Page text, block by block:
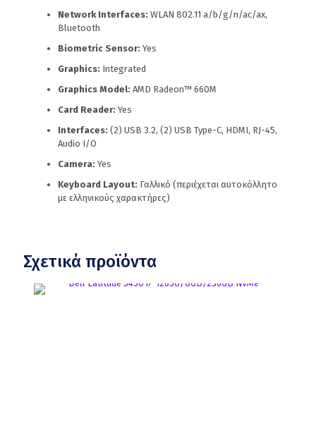
Network Interfaces: WLAN 802.11 a/b/g/n/ac/ax,
Bluetooth
Biometric Sensor: Yes
Graphics: Integrated
Graphics Model: AMD Radeon™ 660M
Card Reader: Yes
Interfaces: (2) USB 3.2, (2) USB Type-C, HDMI, RJ-45,
Audio I/O
Camera: Yes
Keyboard Layout: Γαλλικό (περιέχεται αυτοκόλλητο
με ελληνικούς χαρακτήρες)
Σχετικά προϊόντα